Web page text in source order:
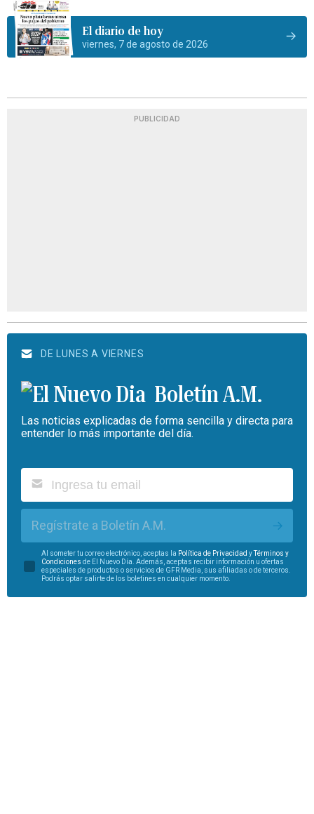
El diario de hoy
viernes, 7 de agosto de 2026
PUBLICIDAD
DE LUNES A VIERNES
Boletín A.M.
Las noticias explicadas de forma sencilla y directa para
entender lo más importante del día.
Regístrate a Boletín A.M.
Al someter tu correo electrónico, aceptas la Política de Privacidad yTérminos y
Condiciones de El Nuevo Día. Además, aceptas recibir información u ofertas
especiales de productos o servicios de GFR Media, sus afiliadas o de terceros.
Podrás optar salirte de los boletines en cualquier momento.